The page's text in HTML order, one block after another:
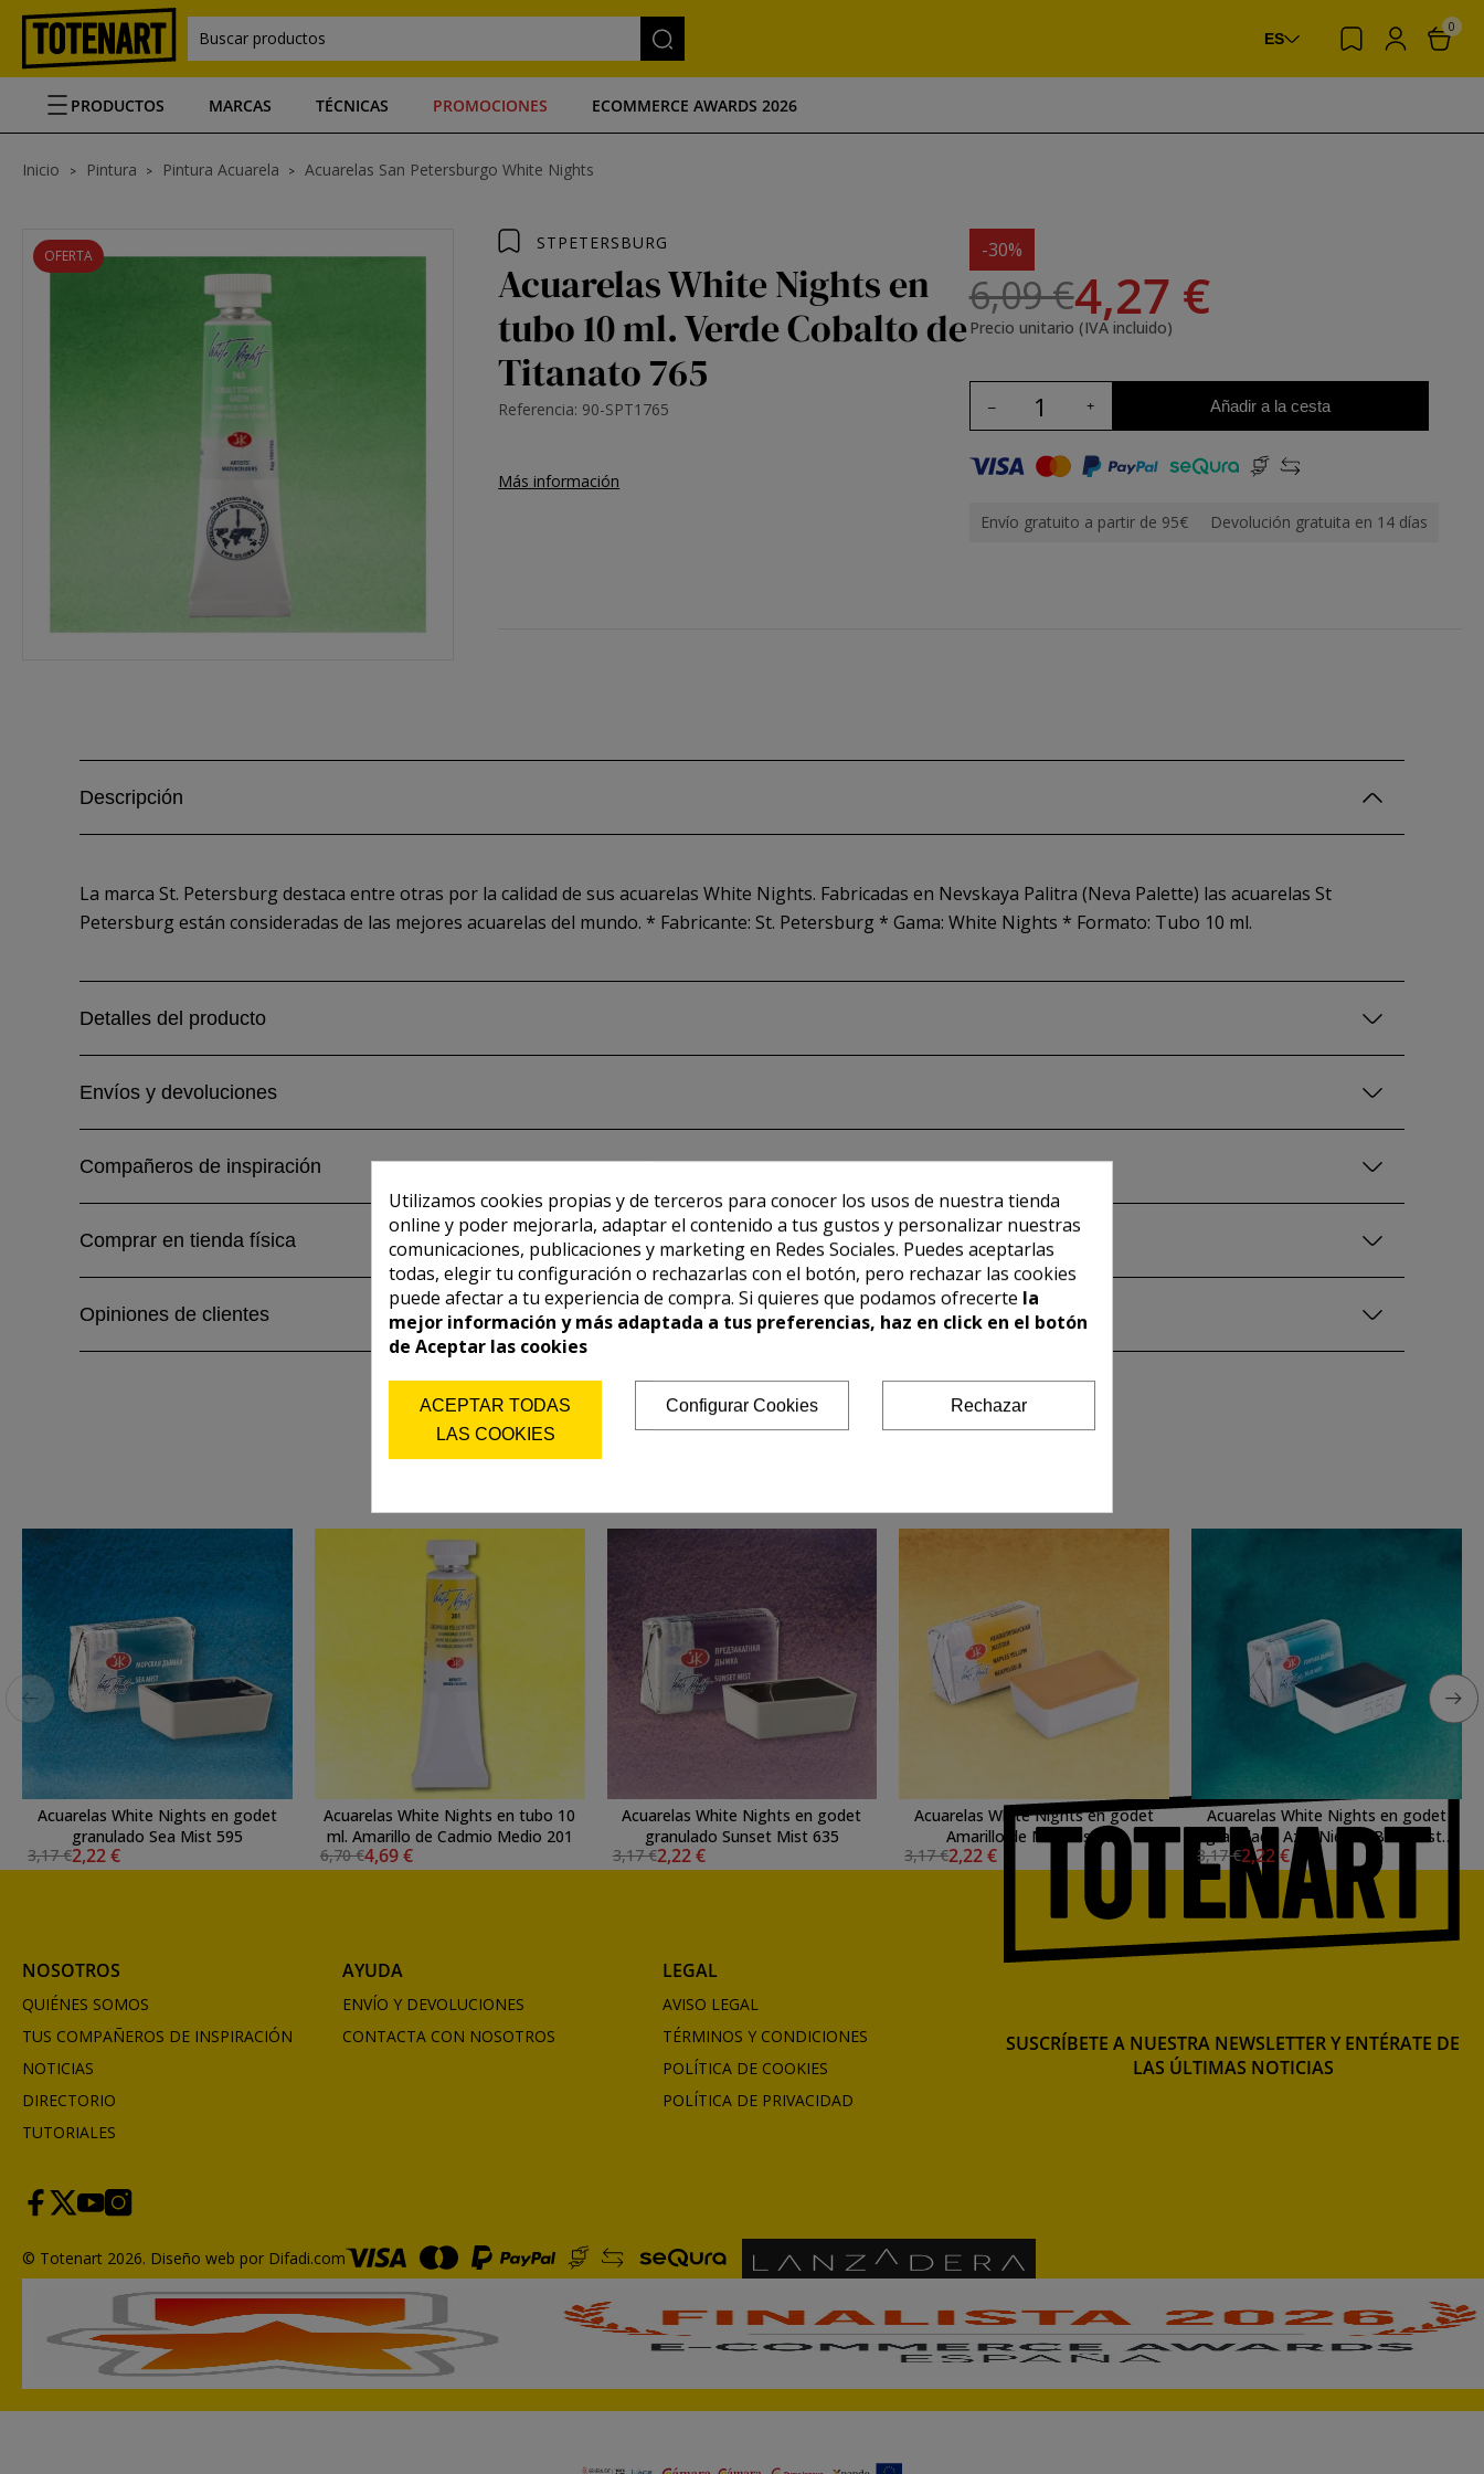
Buscar productos ES
0
PRODUCTOS MARCAS TÉCNICAS PROMOCIONES ECOMMERCE AWARDS 2026
Inicio Pintura Pintura Acuarela Acuarelas San Petersburgo White Nights
OFERTA
STPETERSBURG
Acuarelas White Nights en
tubo 10 ml. Verde Cobalto de
Titanato 765
Referencia: 90-SPT1765
Más información
-30%
6,09 €4,27 €
Precio unitario (IVA incluido)
Añadir a la cesta
Envío gratuito a partir de 95€ Devolución gratuita en 14 días
Descripción
La marca St. Petersburg destaca entre otras por la calidad de sus acuarelas White Nights. Fabricadas en Nevskaya Palitra (Neva Palette) las acuarelas St
Petersburg están consideradas de las mejores acuarelas del mundo. * Fabricante: St. Petersburg * Gama: White Nights * Formato: Tubo 10 ml.
Detalles del producto
Envíos y devoluciones
Compañeros de inspiración
Comprar en tienda física
Opiniones de clientes
También te puede interesar
Acuarelas White Nights en godet
granulado Sea Mist 595
3,17 €2,22 €
Acuarelas White Nights en tubo 10
ml. Amarillo de Cadmio Medio 201
6,70 €4,69 €
Acuarelas White Nights en godet
granulado Sunset Mist 635
3,17 €2,22 €
Acuarelas White Nights en godet
Amarillo de Nápoles 209
3,17 €2,22 €
Acuarelas White Nights en godet
granulado Azul Niebla (Blue Mist)
558
3,17 €2,22 €
NOSOTROS
QUIÉNES SOMOS
TUS COMPAÑEROS DE INSPIRACIÓN
NOTICIAS
DIRECTORIO
TUTORIALES
AYUDA
ENVÍO Y DEVOLUCIONES
CONTACTA CON NOSOTROS
LEGAL
AVISO LEGAL
TÉRMINOS Y CONDICIONES
POLÍTICA DE COOKIES
POLÍTICA DE PRIVACIDAD
SUSCRÍBETE A NUESTRA NEWSLETTER Y ENTÉRATE DE
LAS ÚLTIMAS NOTICIAS
© Totenart 2026. Diseño web por Difadi.com
Utilizamos cookies propias y de terceros para conocer los usos de nuestra tienda
online y poder mejorarla, adaptar el contenido a tus gustos y personalizar nuestras
comunicaciones, publicaciones y marketing en Redes Sociales. Puedes aceptarlas
todas, elegir tu configuración o rechazarlas con el botón, pero rechazar las cookies
puede afectar a tu experiencia de compra. Si quieres que podamos ofrecerte la
mejor información y más adaptada a tus preferencias, haz en click en el botón
de Aceptar las cookies
ACEPTAR TODAS
LAS COOKIES
Configurar Cookies Rechazar